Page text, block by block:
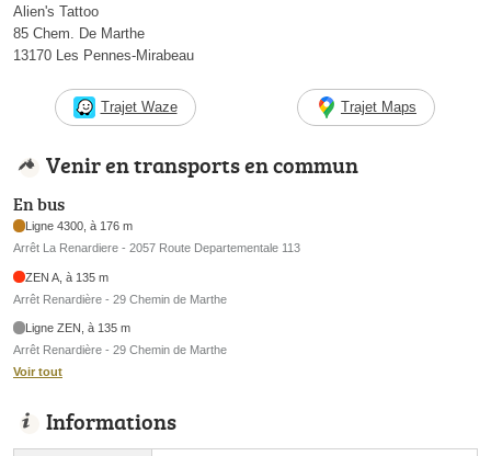
Alien's Tattoo
85 Chem. De Marthe
13170 Les Pennes-Mirabeau
Trajet Waze Trajet Maps
Venir en transports en commun
En bus
Ligne 4300, à 176 m
Arrêt La Renardiere - 2057 Route Departementale 113
ZEN A, à 135 m
Arrêt Renardière - 29 Chemin de Marthe
Ligne ZEN, à 135 m
Arrêt Renardière - 29 Chemin de Marthe
Voir tout
Informations